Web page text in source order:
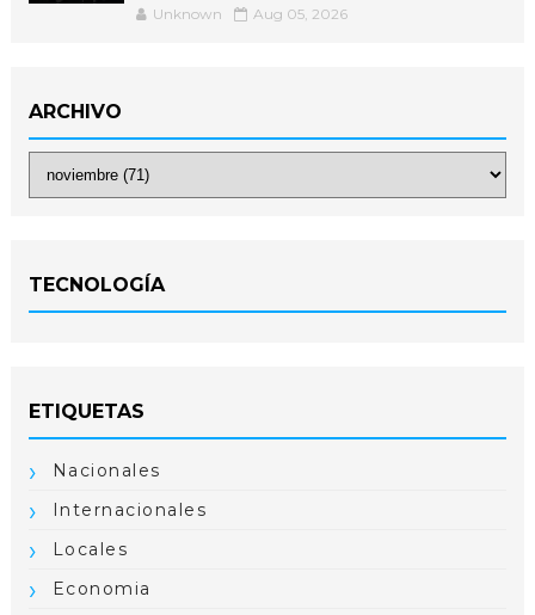
Unknown Aug 05, 2026
ARCHIVO
TECNOLOGÍA
ETIQUETAS
Nacionales
Internacionales
Locales
Economia